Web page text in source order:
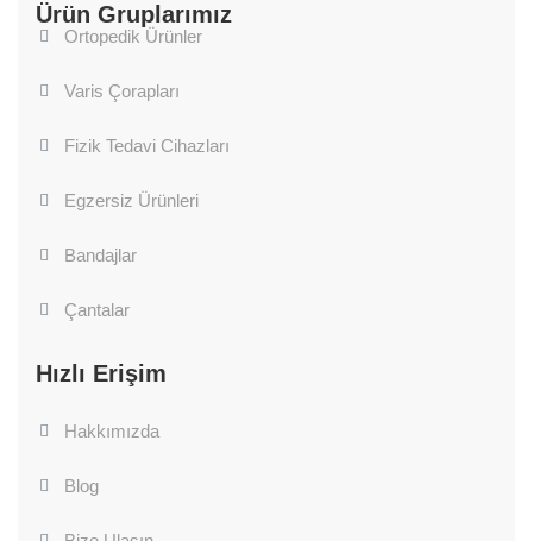
Ürün Gruplarımız
Ortopedik Ürünler
Varis Çorapları
Fizik Tedavi Cihazları
Egzersiz Ürünleri
Bandajlar
Çantalar
Hızlı Erişim
Hakkımızda
Blog